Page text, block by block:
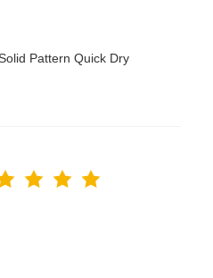
Pattern Quick Dry